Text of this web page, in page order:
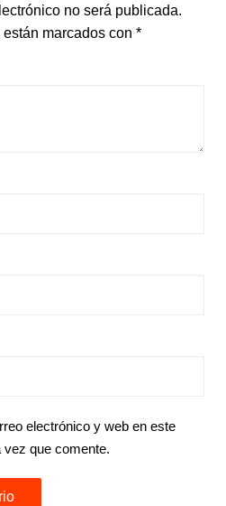
no será publicada.
marcados con *
electrónico y web en este
vez que comente.